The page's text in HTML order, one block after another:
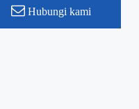
Hubungi kami